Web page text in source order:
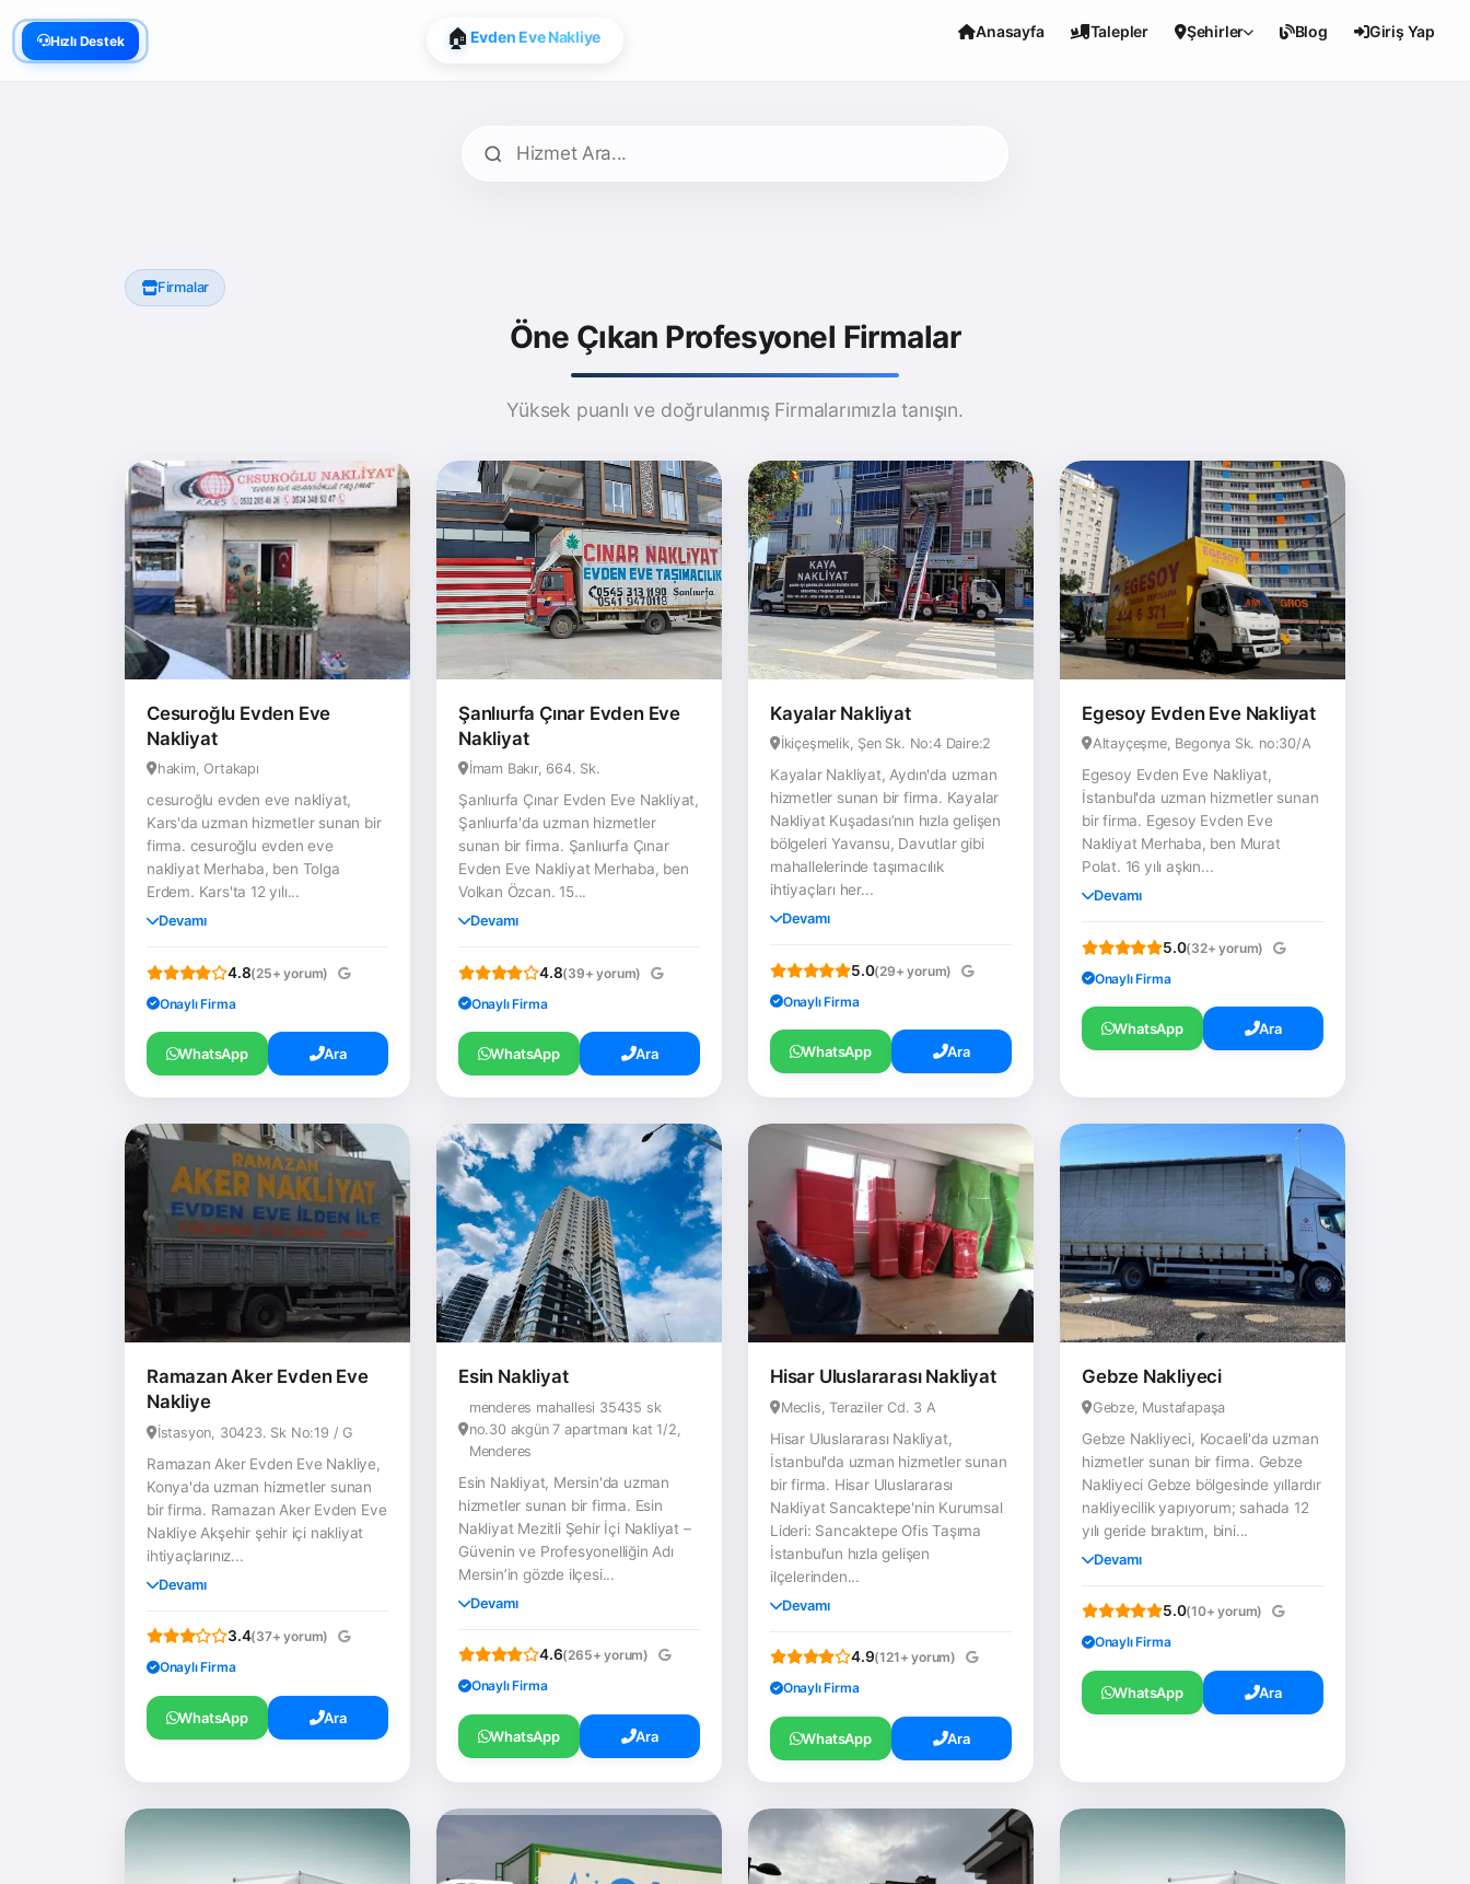
Hızlı Destek 🏠Evden Eve Nakliye
📍Google Map Onaylı Anasayfa Talepler Şehirler Blog Giriş Yap
Firmalar
Öne Çıkan Profesyonel Firmalar
Yüksek puanlı ve doğrulanmış Firmalarımızla tanışın.
Cesuroğlu Evden Eve
Nakliyat
hakim, Ortakapı
cesuroğlu evden eve nakliyat,
Kars'da uzman hizmetler sunan bir
firma. cesuroğlu evden eve
nakliyat Merhaba, ben Tolga
Erdem. Kars'ta 12 yılı...
Devamı
4.8(25+ yorum)
Onaylı Firma
WhatsApp Ara
Şanlıurfa Çınar Evden Eve
Nakliyat
İmam Bakır, 664. Sk.
Şanlıurfa Çınar Evden Eve Nakliyat,
Şanlıurfa'da uzman hizmetler
sunan bir firma. Şanlıurfa Çınar
Evden Eve Nakliyat Merhaba, ben
Volkan Özcan. 15...
Devamı
4.8(39+ yorum)
Onaylı Firma
WhatsApp Ara
Kayalar Nakliyat
İkiçeşmelik, Şen Sk. No:4 Daire:2
Kayalar Nakliyat, Aydın'da uzman
hizmetler sunan bir firma. Kayalar
Nakliyat Kuşadası’nın hızla gelişen
bölgeleri Yavansu, Davutlar gibi
mahallelerinde taşımacılık
ihtiyaçları her...
Devamı
5.0(29+ yorum)
Onaylı Firma
WhatsApp Ara
Egesoy Evden Eve Nakliyat
Altayçeşme, Begonya Sk. no:30/A
Egesoy Evden Eve Nakliyat,
İstanbul'da uzman hizmetler sunan
bir firma. Egesoy Evden Eve
Nakliyat Merhaba, ben Murat
Polat. 16 yılı aşkın...
Devamı
5.0(32+ yorum)
Onaylı Firma
WhatsApp Ara
Ramazan Aker Evden Eve
Nakliye
İstasyon, 30423. Sk No:19 / G
Ramazan Aker Evden Eve Nakliye,
Konya'da uzman hizmetler sunan
bir firma. Ramazan Aker Evden Eve
Nakliye Akşehir şehir içi nakliyat
ihtiyaçlarınız...
Devamı
3.4(37+ yorum)
Onaylı Firma
WhatsApp Ara
Esin Nakliyat
menderes mahallesi 35435 sk
no.30 akgün 7 apartmanı kat 1/2,
Menderes
Esin Nakliyat, Mersin'da uzman
hizmetler sunan bir firma. Esin
Nakliyat Mezitli Şehir İçi Nakliyat –
Güvenin ve Profesyonelliğin Adı
Mersin’in gözde ilçesi...
Devamı
4.6(265+ yorum)
Onaylı Firma
WhatsApp Ara
Hisar Uluslararası Nakliyat
Meclis, Teraziler Cd. 3 A
Hisar Uluslararası Nakliyat,
İstanbul'da uzman hizmetler sunan
bir firma. Hisar Uluslararası
Nakliyat Sancaktepe'nin Kurumsal
Lideri: Sancaktepe Ofis Taşıma
İstanbul’un hızla gelişen
ilçelerinden...
Devamı
4.9(121+ yorum)
Onaylı Firma
WhatsApp Ara
Gebze Nakliyeci
Gebze, Mustafapaşa
Gebze Nakliyeci, Kocaeli'da uzman
hizmetler sunan bir firma. Gebze
Nakliyeci Gebze bölgesinde yıllardır
nakliyecilik yapıyorum; sahada 12
yılı geride bıraktım, bini...
Devamı
5.0(10+ yorum)
Onaylı Firma
WhatsApp Ara